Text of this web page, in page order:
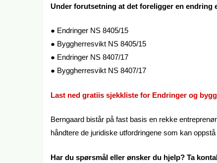
Under forutsetning at det foreligger en
● Endringer NS 8405/15
● Byggherresvikt NS 8405/15
● Endringer NS 8407/17
● Byggherresvikt NS 8407/17
Last ned gratiis sjekkliste for Endringer og
Berngaard bistår på fast basis en rekke
håndtere de juridiske utfordringene som kan
Har du spørsmål eller ønsker du hjelp? Ta